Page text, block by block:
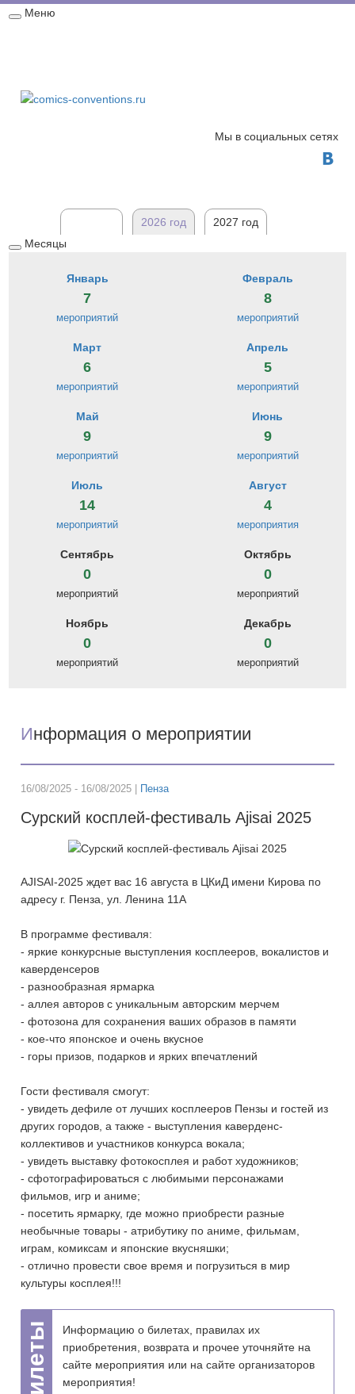
Меню
Мы в социальных сетях

2026 год 2027 год
Месяцы
Январь
7
мероприятий
Февраль
8
мероприятий
Март
6
мероприятий
Апрель
5
мероприятий
Май
9
мероприятий
Июнь
9
мероприятий
Июль
14
мероприятий
Август
4
мероприятия
Сентябрь
0
мероприятий
Октябрь
0
мероприятий
Ноябрь
0
мероприятий
Декабрь
0
мероприятий
Информация о мероприятии
16/08/2025 - 16/08/2025 | Пенза
Сурский косплей-фестиваль Ajisai 2025
AJISAI-2025 ждет вас 16 августа в ЦКиД имени Кирова по
адресу г. Пенза, ул. Ленина 11А
В программе фестиваля:
- яркие конкурсные выступления косплееров, вокалистов и
каверденсеров
- разнообразная ярмарка
- аллея авторов с уникальным авторским мерчем
- фотозона для сохранения ваших образов в памяти
- кое-что японское и очень вкусное
- горы призов, подарков и ярких впечатлений
Гости фестиваля смогут:
- увидеть дефиле от лучших косплееров Пензы и гостей из
других городов, а также - выступления каверденс-
коллективов и участников конкурса вокала;
- увидеть выставку фотокосплея и работ художников;
- сфотографироваться с любимыми персонажами
фильмов, игр и аниме;
- посетить ярмарку, где можно приобрести разные
необычные товары - атрибутику по аниме, фильмам,
играм, комиксам и японские вкусняшки;
- отлично провести свое время и погрузиться в мир
культуры косплея!!!
Информацию о билетах, правилах их
приобретения, возврата и прочее уточняйте на
сайте мероприятия или на сайте организаторов
мероприятия!